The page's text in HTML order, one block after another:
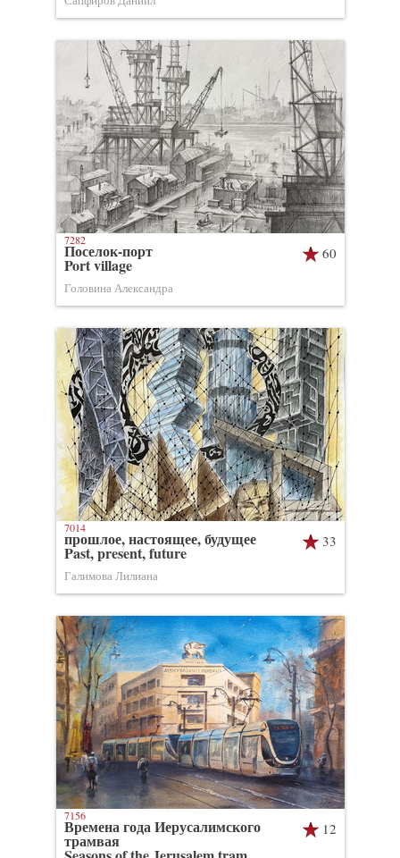
60
Поселок-порт
Port village
Головина Александра
7282
33
прошлое, настоящее, будущее
Past, present, future
Галимова Лилиана
7014
12
Времена года Иерусалимского
трамвая
7156